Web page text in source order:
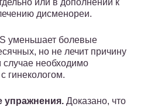
или в дополнении к
дисменореи.
уменьшает болевые
но не лечит причину
необходимо
гинекологом.
упражнения. Доказано, что